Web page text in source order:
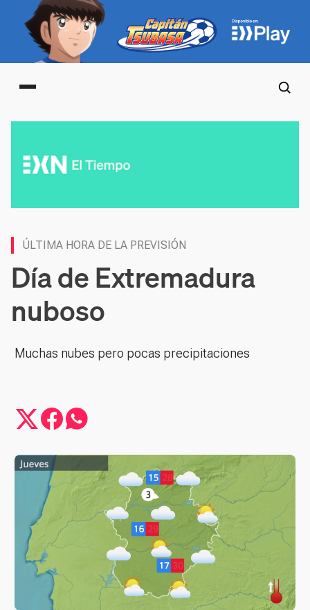
Main menu
ÚLTIMA HORA DE LA PREVISIÓN
Día de Extremadura
nuboso
Muchas nubes pero pocas precipitaciones